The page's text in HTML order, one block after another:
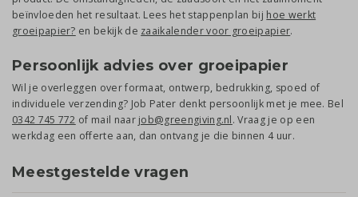
beïnvloeden het resultaat. Lees het stappenplan bij hoe werkt
groeipapier? en bekijk de zaaikalender voor groeipapier.
Persoonlijk advies over groeipapier
Wil je overleggen over formaat, ontwerp, bedrukking, spoed of
individuele verzending? Job Pater denkt persoonlijk met je mee. Bel
0342 745 772 of mail naar job@greengiving.nl. Vraag je op een
werkdag een offerte aan, dan ontvang je die binnen 4 uur.
Meestgestelde vragen